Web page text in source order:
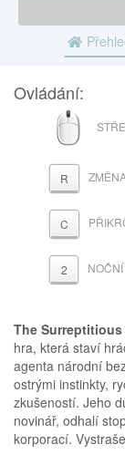
Ovládání:
MYŠ
R
C
2
The
hra, která staví
agenta národní
ostrými instinkty,
zkušeností. Jeho
novinář, odhalí
korporací.